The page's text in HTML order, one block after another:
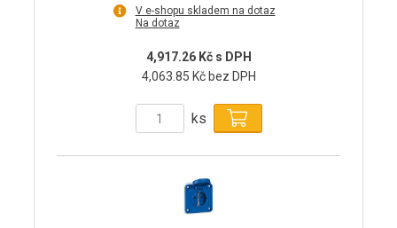
V e-shopu skladem na dotaz
Na dotaz
4,917.26 Kč s DPH
4,063.85 Kč bez DPH
ks